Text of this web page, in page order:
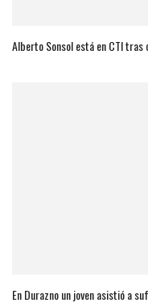
Alberto Sonsol está en CTI
En Durazno un joven asistió a